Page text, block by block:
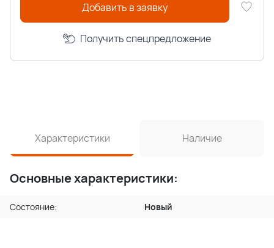
Добавить в заявку
Получить спецпредложение
Характеристики Наличие
Основные характеристики:
Состояние: Новый